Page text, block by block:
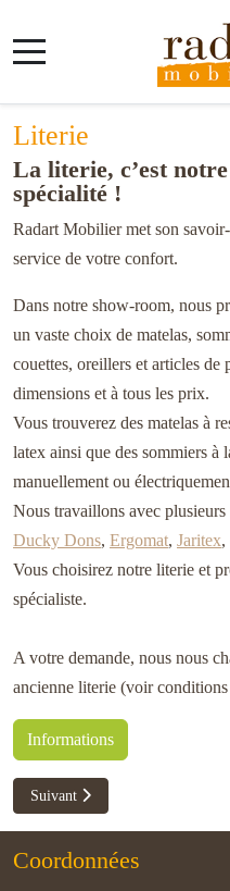
Mobile Menu Toggle
Literie
La literie, c’est notre
spécialité !
Radart Mobilier met son
service de votre confort.
Dans notre show-room, nous
un vaste choix de matelas,
couettes, oreillers et articles de
dimensions et à tous les prix.
Vous trouverez des matelas à
latex ainsi que des sommiers à
manuellement ou
Nous travaillons avec plusieurs
Ducky Dons, Ergomat, Jaritex,
Vous choisirez notre literie et
spécialiste.
A votre demande, nous nous
ancienne literie (voir conditions
Informations
Article suivant : Auping
Suivant
Coordonnées